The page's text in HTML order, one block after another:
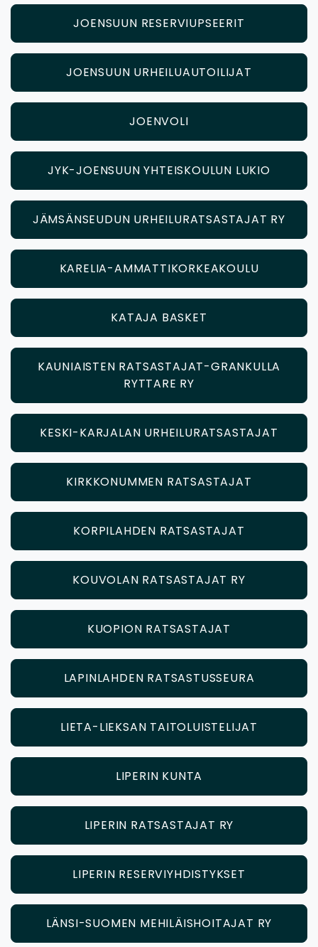
JOENSUUN RESERVIUPSEERIT
JOENSUUN URHEILUAUTOILIJAT
JOENVOLI
JYK-JOENSUUN YHTEISKOULUN LUKIO
JÄMSÄNSEUDUN URHEILURATSASTAJAT RY
KARELIA-AMMATTIKORKEAKOULU
KATAJA BASKET
KAUNIAISTEN RATSASTAJAT-GRANKULLA
RYTTARE RY
KESKI-KARJALAN URHEILURATSASTAJAT
KIRKKONUMMEN RATSASTAJAT
KORPILAHDEN RATSASTAJAT
KOUVOLAN RATSASTAJAT RY
KUOPION RATSASTAJAT
LAPINLAHDEN RATSASTUSSEURA
LIETA-LIEKSAN TAITOLUISTELIJAT
LIPERIN KUNTA
LIPERIN RATSASTAJAT RY
LIPERIN RESERVIYHDISTYKSET
LÄNSI-SUOMEN MEHILÄISHOITAJAT RY